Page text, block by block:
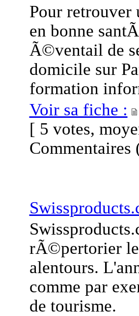
Pour retrouver
en bonne
Ã©ventail de
domicile sur
formation
Voir sa fiche :
[ 5 votes,
Commentaires
rÃ©pertorier
alentours.
comme par
de tourisme.